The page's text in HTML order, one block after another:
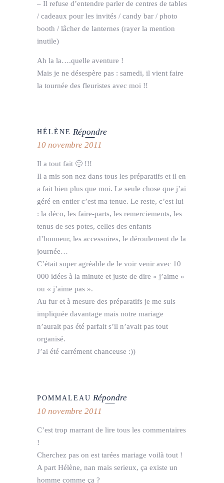
– Il refuse d’entendre parler de centres de tables
/ cadeaux pour les invités / candy bar / photo
booth / lâcher de lanternes (rayer la mention
inutile)
Ah la la….quelle aventure !
Mais je ne désespère pas : samedi, il vient faire
la tournée des fleuristes avec moi !!
HÉLÈNE Répondre
10 novembre 2011
Il a tout fait 🙂 !!!
Il a mis son nez dans tous les préparatifs et il en
a fait bien plus que moi. Le seule chose que j’ai
géré en entier c’est ma tenue. Le reste, c’est lui
: la déco, les faire-parts, les remerciements, les
tenus de ses potes, celles des enfants
d’honneur, les accessoires, le déroulement de la
journée…
C’était super agréable de le voir venir avec 10
000 idées à la minute et juste de dire « j’aime »
ou « j’aime pas ».
Au fur et à mesure des préparatifs je me suis
impliquée davantage mais notre mariage
n’aurait pas été parfait s’il n’avait pas tout
organisé.
J’ai été carrément chanceuse :))
POMMALEAU Répondre
10 novembre 2011
C’est trop marrant de lire tous les commentaires
!
Cherchez pas on est tarées mariage voilà tout !
A part Hélène, nan mais serieux, ça existe un
homme comme ça ?